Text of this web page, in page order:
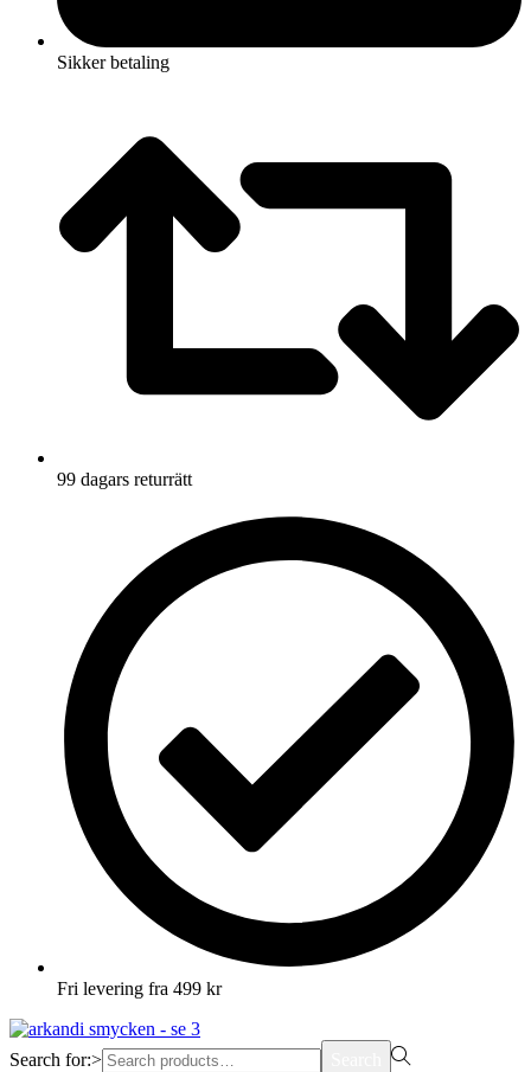
Sikker betaling
99 dagars returrätt
Fri levering fra 499 kr
Search for:>